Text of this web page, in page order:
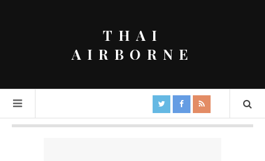
THAI
AIRBORNE